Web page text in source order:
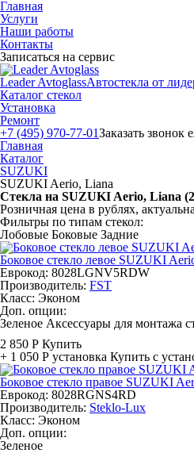
Главная
Услуги
Наши работы
Контакты
Записаться на сервис
Leader AvtoglassАвтостекла от
Каталог стекол
Установка
Ремонт
+7 (495) 970-77-01Заказать звонок
Главная
Каталог
SUZUKI
SUZUKI Aerio, Liana
Стекла на SUZUKI Aerio, Liana
Розничная цена в рублях,
Фильтры по типам стекол:
Лобовые Боковые Задние
Боковое стекло левое SUZUKI
Еврокод: 8028LGNV5RDW
Производитель: FST
Класс: Эконом
Доп. опции:
Зеленое Аксессуары для монтажа
2 850 Р Купить
+ 1 050 Р установка Купить с
Боковое стекло правое SUZUKI
Еврокод: 8028RGNS4RD
Производитель: Steklo-Lux
Класс: Эконом
Доп. опции:
Зеленое